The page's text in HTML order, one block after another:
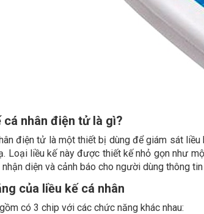
cá nhân điện tử là gì?
điện tử là một thiết bị dùng để giám sát
Loại liều kế này được thiết kế nhỏ gọn như
diện và cảnh báo cho người dùng thông
của liều kế cá nhân
có 3 chip với các chức năng khác nhau: